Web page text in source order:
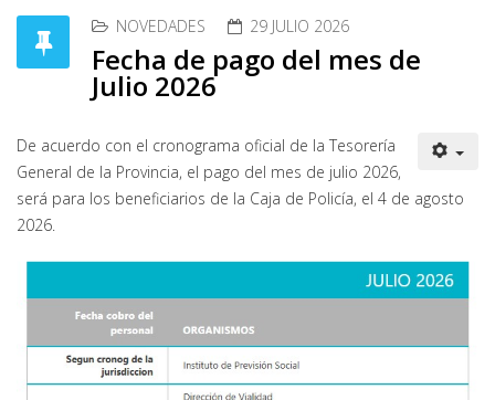
NOVEDADES 29 JULIO 2026
Fecha de pago del mes de
Julio 2026
De acuerdo con el cronograma oficial de la Tesorería
General de la Provincia, el pago del mes de julio 2026,
será para los beneficiarios de la Caja de Policía, el 4 de agosto
2026.